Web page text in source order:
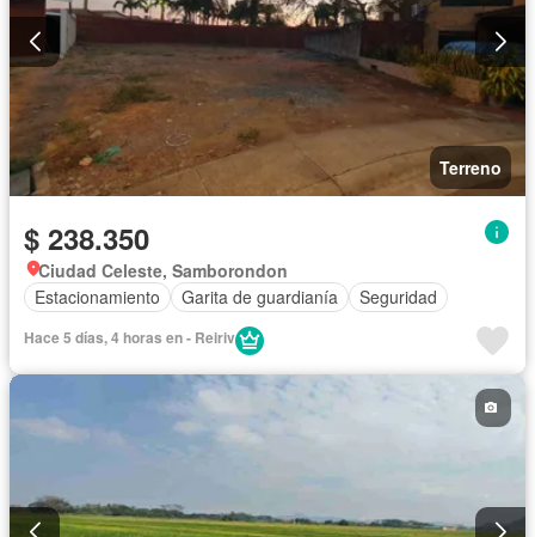
Terreno
$ 238.350
Ciudad Celeste, Samborondon
Estacionamiento
Garita de guardianía Seguridad
Hace 5 días, 4 horas en - Reiriv